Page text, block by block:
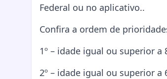
Federal ou no aplicativo..
Confira a ordem de
1º – idade igual ou superior a
2º – idade igual ou superior